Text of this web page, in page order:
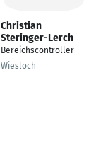
Christian
Steringer-Lerch
Bereichscontroller
Wiesloch